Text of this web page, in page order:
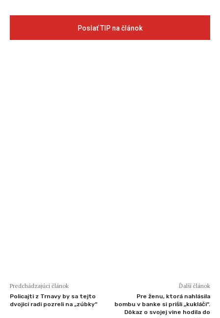
Poslať TIP na článok
Predchádzajúci článok
Policajti z Trnavy by sa tejto
dvojici radi pozreli na „zúbky“
Ďalší článok
Pre ženu, ktorá nahlásila
bombu v banke si prišli „kukláči“.
Dôkaz o svojej vine hodila do